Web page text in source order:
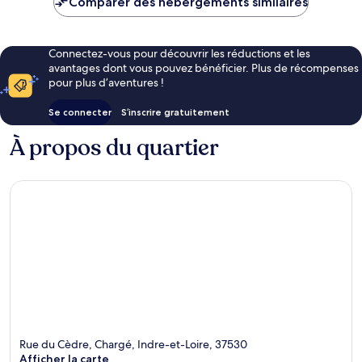
Connectez-vous pour découvrir les réductions et les
avantages dont vous pouvez bénéficier. Plus de récompenses
pour plus d’aventures !
Se connecter S’inscrire gratuitement
À propos du quartier
Rue du Cèdre, Chargé, Indre-et-Loire, 37530
Afficher la carte